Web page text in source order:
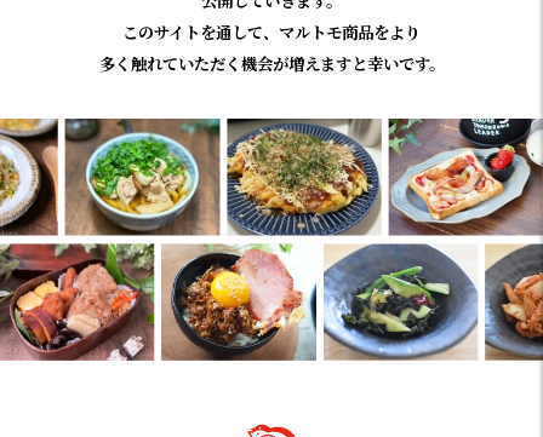
このサイトを通して、マルトモ商品をより
多く触れていただく機会が増えますと幸いです。